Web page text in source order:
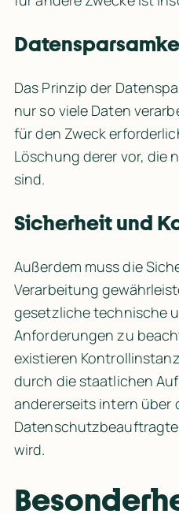
Das Prinzip der
nur so viele Daten
für den Zweck
Löschung derer vor, die
sind.
Sicherheit und
Außerdem muss die
Verarbeitung
gesetzliche technische
Anforderungen zu
existieren
durch die staatlichen
andererseits intern über
wird.